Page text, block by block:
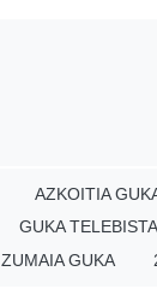
AZKOITIA
GUKA TELEBISTA
ZUMAIA GUKA